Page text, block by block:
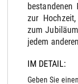
zur
zum
jedem
IM DETAIL:
Geben Sie